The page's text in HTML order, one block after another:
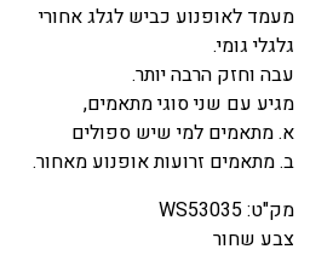
מעמד לאופנוע כביש לגלג אחורי
גלגלי גומי.
עבה וחזק הרבה יותר.
מגיע עם שני סוגי מתאמים,
א. מתאמים למי שיש ספולים
ב. מתאמים זרועות אופנוע מאחור.
מק"ט: WS53035
צבע שחור